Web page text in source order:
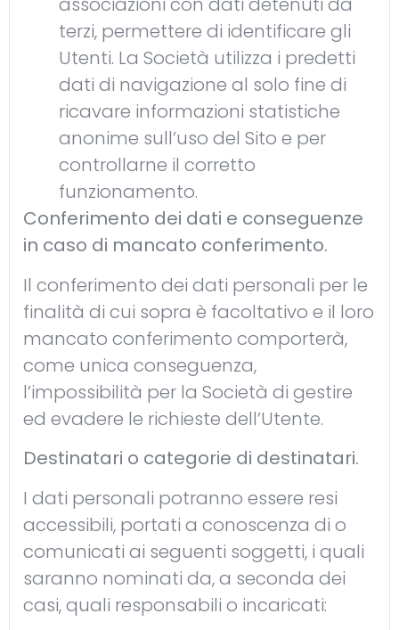
terzi, permettere di identificare gli
Utenti. La Società utilizza i predetti
dati di navigazione al solo fine di
ricavare informazioni statistiche
anonime sull’uso del Sito e per
controllarne il corretto
funzionamento.
Conferimento dei dati e conseguenze
in caso di mancato conferimento.
Il conferimento dei dati personali per le
finalità di cui sopra è facoltativo e il loro
mancato conferimento comporterà,
come unica conseguenza,
l’impossibilità per la Società di gestire
ed evadere le richieste dell’Utente.
Destinatari o categorie di destinatari.
I dati personali potranno essere resi
accessibili, portati a conoscenza di o
comunicati ai seguenti soggetti, i quali
saranno nominati da, a seconda dei
casi, quali responsabili o incaricati: